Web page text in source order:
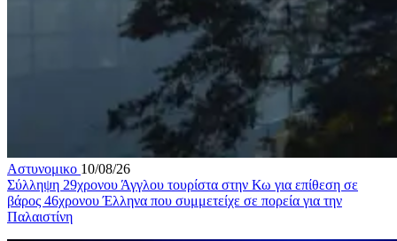
Αστυνομικο 10/08/26
Σύλληψη 29χρονου Άγγλου τουρίστα στην Κω για επίθεση σε
βάρος 46χρονου Έλληνα που συμμετείχε σε πορεία για την
Παλαιστίνη